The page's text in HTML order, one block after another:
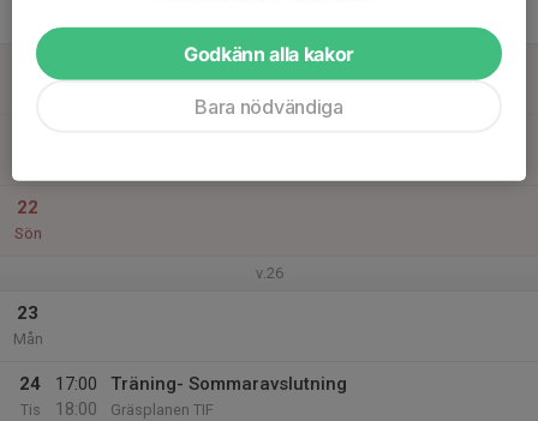
20
22
Sön
v.26
23
Mån
24
Tis
17:00
18:00
Träning- Sommaravslutning
Gräsplanen TIF
Godkänn alla kakor
Bara nödvändiga